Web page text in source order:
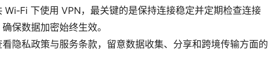
Wi‑Fi 下使用 VPN，最关键的是保持连接稳定并定期检查连接
保数据加密始终生效。
隐私政策与服务条款，留意数据收集、分享和跨境传输方面的